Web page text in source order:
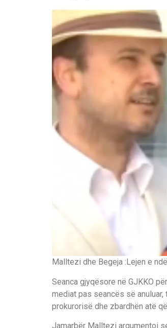
Malltezi dhe Begeja :Lejen e
Seanca gjyqësore në GJKKO
mediat pas seancës së
prokurorisë dhe zbardhën atë
Jamarbër Malltezi argumentoi